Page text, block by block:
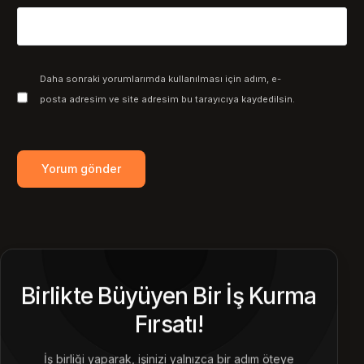
Daha sonraki yorumlarımda kullanılması için adım, e-
posta adresim ve site adresim bu tarayıcıya kaydedilsin.
Birlikte Büyüyen Bir İş Kurma
Fırsatı!
İş birliği yaparak, işinizi yalnızca bir adım öteye